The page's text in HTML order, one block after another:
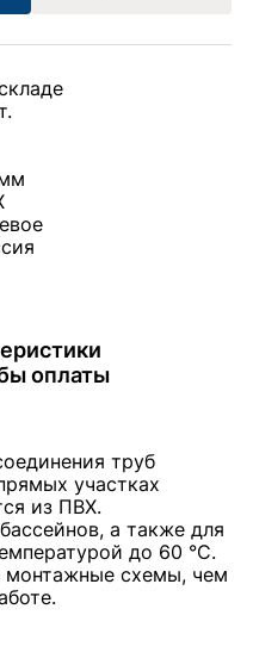
оплаты
труб
участках
из ПВХ.
а также для
до 60 °C.
монтажные схемы, чем